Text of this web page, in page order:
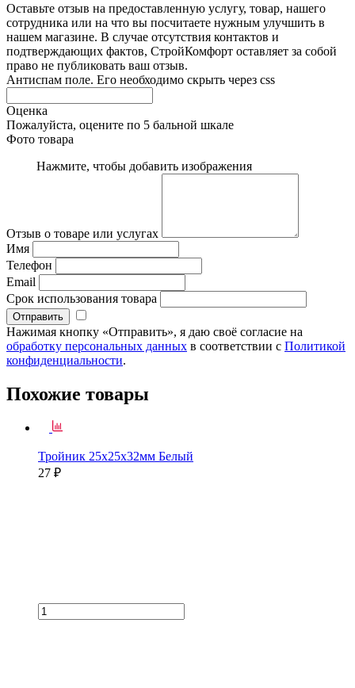
Оставьте отзыв на предоставленную услугу, товар, нашего
сотрудника или на что вы посчитаете нужным улучшить в
нашем магазине. В случае отсутствия контактов и
подтверждающих фактов, СтройКомфорт оставляет за собой
право не публиковать ваш отзыв.
Антиспам поле. Его необходимо скрыть через css
Оценка
Пожалуйста, оцените по 5 бальной шкале
Фото товара
Нажмите, чтобы добавить изображения
Отзыв о товаре или услугах
Имя
Телефон
Email
Срок использования товара
Нажимая кнопку «Отправить», я даю своё согласие на
обработку персональных данных в соответствии с Политикой
конфиденциальности.
Похожие товары
Тройник 25х25х32мм Белый
27 ₽